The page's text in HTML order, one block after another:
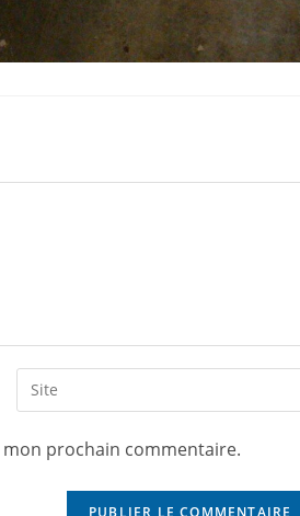
prochain commentaire.